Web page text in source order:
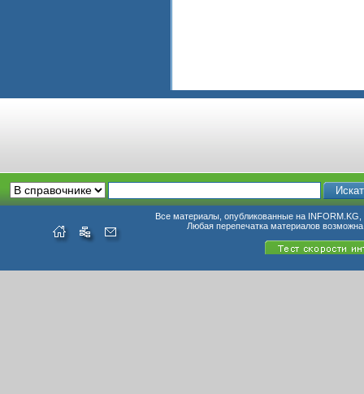
Все материалы, опубликованные на INFORM.KG,
Любая перепечатка материалов